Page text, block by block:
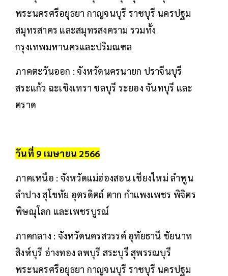
พระนครศรีอยุธยา กาญจนบุรี ราชบุรี นครปฐม
สมุทรสาคร และสมุทรสงคราม รวมทั้ง
กรุงเทพมหานครและปริมณฑล
ภาคตะวันออก : จังหวัดนครนายก ปราจีนบุรี
สระแก้ว ฉะเชิงเทรา ชลบุรี ระยอง จันทบุรี และ
ตราด
วันที่ 9 เมษายน 2566
ภาคเหนือ : จังหวัดแม่ฮ่องสอน เชียงใหม่ ลำพูน
ลำปาง สุโขทัย อุตรดิตถ์ ตาก กำแพงเพชร พิจิตร
พิษณุโลก และเพชรบูรณ์
ภาคกลาง : จังหวัดนครสวรรค์ อุทัยธานี ชัยนาท
สิงห์บุรี อ่างทอง ลพบุรี สระบุรี สุพรรณบุรี
พระนครศรีอยุธยา กาญจนบุรี ราชบุรี นครปฐม